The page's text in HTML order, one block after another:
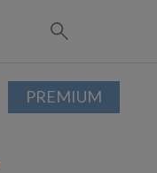
PREMIUM